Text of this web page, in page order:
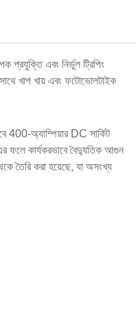
প্রযুক্তি এবং নির্ভুল ট্রিপিং
খাপ খায় এবং ফটোভোলটাইক
400-অ্যাম্পিয়ার DC সার্কিট
ফলে কার্যকরভাবে বৈদ্যুতিক আগুন
তৈরি করা হয়েছে, যা অসংখ্য